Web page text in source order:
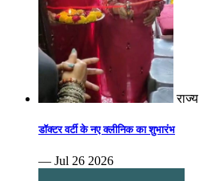
राज्य
डॉक्टर वर्टी के नए क्लीनिक का शुभारंभ
— Jul 26 2026